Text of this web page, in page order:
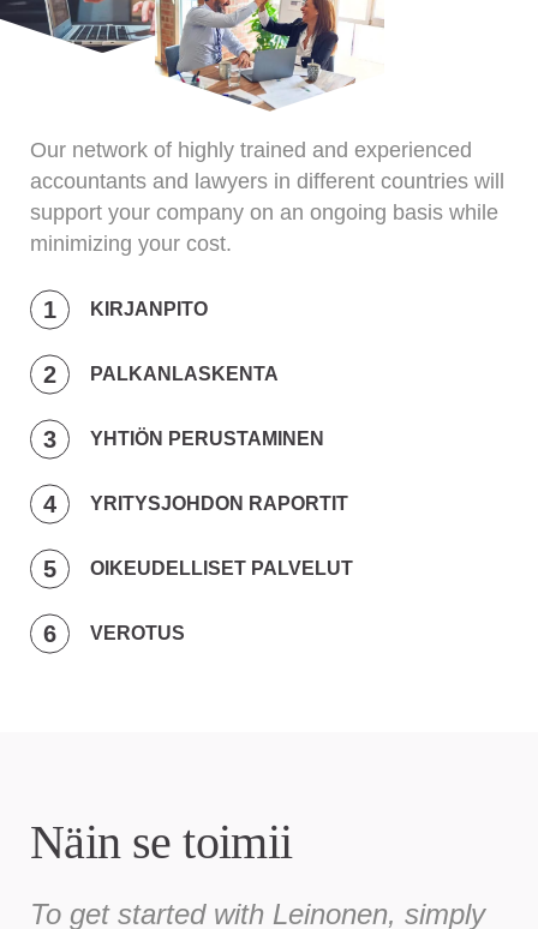
Our network of highly trained and experienced
accountants and lawyers in different countries will
support your company on an ongoing basis while
minimizing your cost.
KIRJANPITO
PALKANLASKENTA
YHTIÖN PERUSTAMINEN
YRITYSJOHDON RAPORTIT
OIKEUDELLISET PALVELUT
VEROTUS
Näin se toimii
To get started with Leinonen, simply